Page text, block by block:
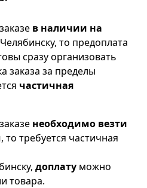
в наличии на
то предоплата
сразу организовать
заказа за пределы
частичная
необходимо везти
, то требуется частичная
доплату можно
товара.